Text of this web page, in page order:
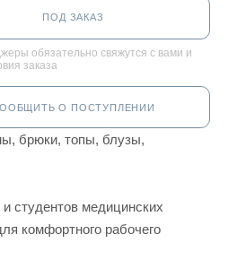
ПОД ЗАКАЗ
обязательно свяжутся с вами и
заказа
О ПОСТУПЛЕНИИ
брюки, топы, блузы,
студентов медицинских
комфортного рабочего